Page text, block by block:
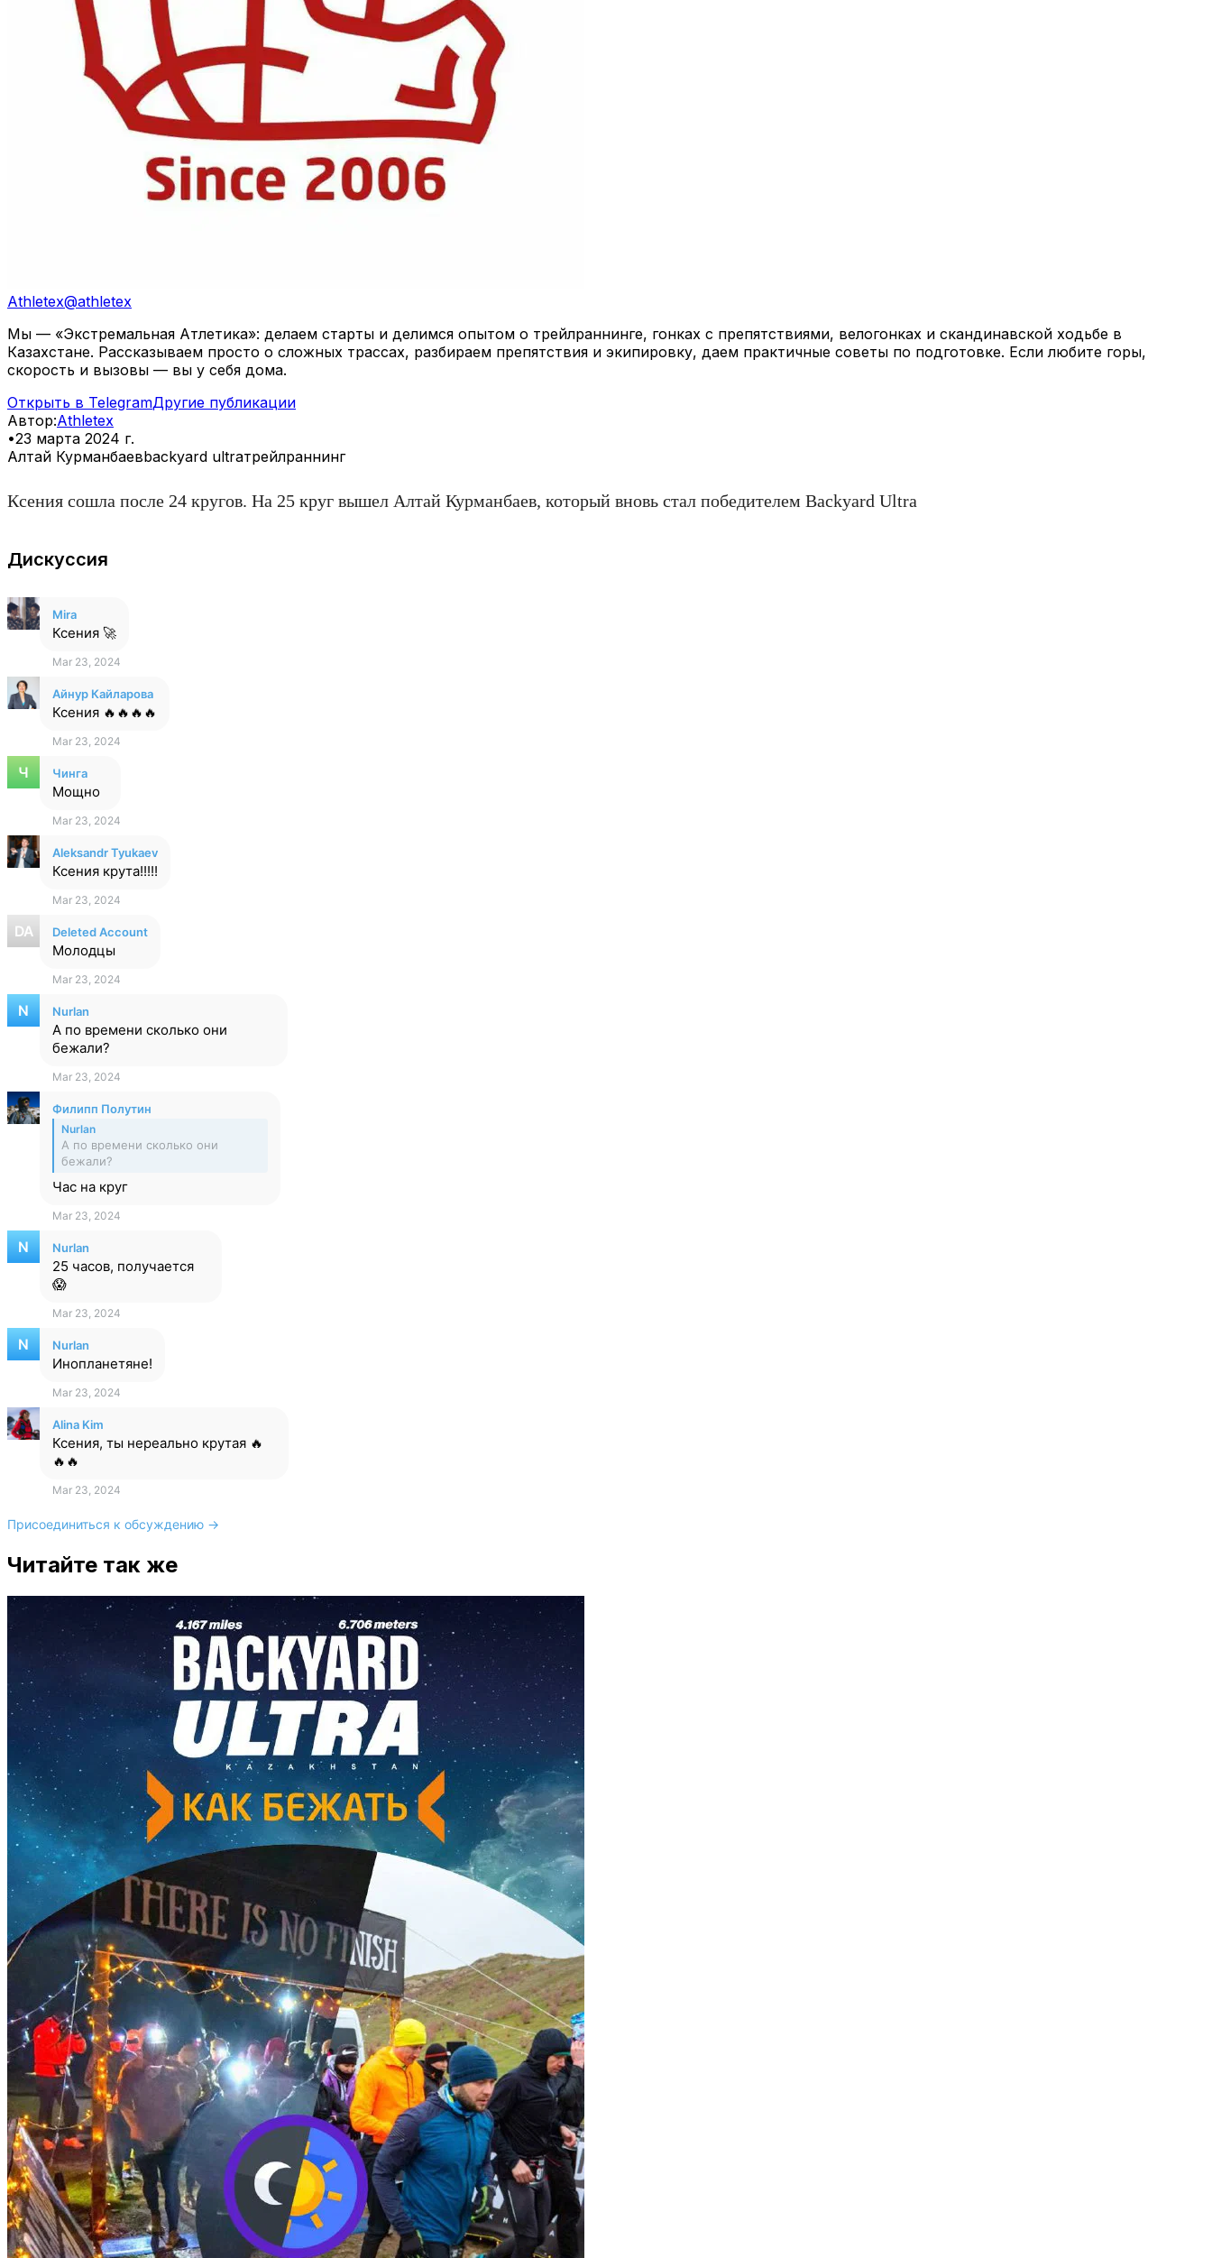
Athletex@athletex
Мы — «Экстремальная Атлетика»: делаем старты и делимся опытом о трейлраннинге, гонках с препятствиями, велогонках и скандинавской ходьбе в
Казахстане. Рассказываем просто о сложных трассах, разбираем препятствия и экипировку, даем практичные советы по подготовке. Если любите горы,
скорость и вызовы — вы у себя дома.
Открыть в TelegramДругие публикации
Автор:Athletex
•23 марта 2024 г.
Алтай Курманбаевbackyard ultraтрейлраннинг
Ксения сошла после 24 кругов. На 25 круг вышел Алтай Курманбаев, который вновь стал победителем Backyard Ultra
Дискуссия
Mira
Ксения 🚀
Mar 23, 2024
Айнур Кайларова
Ксения 🔥🔥🔥🔥
Mar 23, 2024
Чинга
Мощно
Mar 23, 2024
Aleksandr Tyukaev
Ксения крута!!!!!
Mar 23, 2024
Deleted Account
Молодцы
Mar 23, 2024
Nurlan
А по времени сколько они
бежали?
Mar 23, 2024
Филипп Полутин
Nurlan
А по времени сколько они
бежали?
Час на круг
Mar 23, 2024
Nurlan
25 часов, получается
😱
Mar 23, 2024
Nurlan
Инопланетяне!
Mar 23, 2024
Alina Kim
Ксения, ты нереально крутая 🔥
🔥🔥
Mar 23, 2024
Присоединиться к обсуждению →
Читайте так же